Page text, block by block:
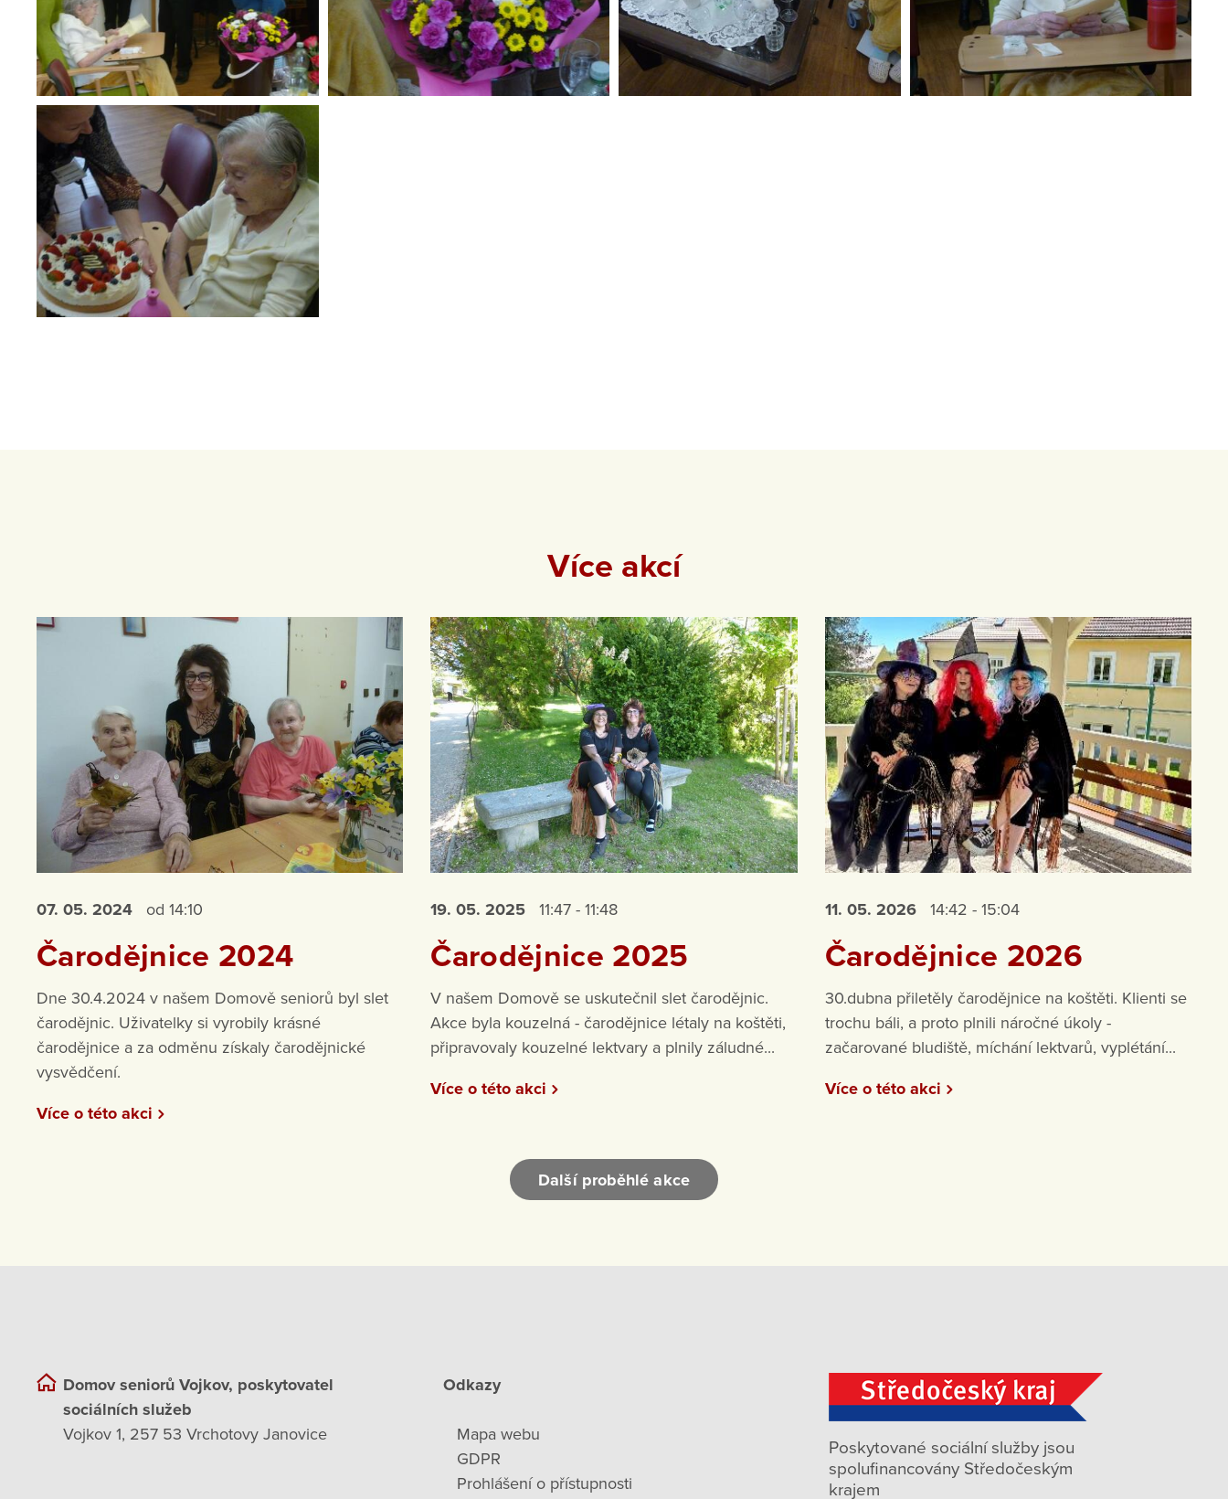
Více akcí
07. 05. 2024 od 14:10
Čarodějnice 2024
Dne 30.4.2024 v našem Domově seniorů byl slet
čarodějnic. Uživatelky si vyrobily krásné
čarodějnice a za odměnu získaly čarodějnické
vysvědčení.
Více o této akci
19. 05.2025 11:47 - 11:48
Čarodějnice 2025
V našem Domově se uskutečnil slet čarodějnic.
Akce byla kouzelná - čarodějnice létaly na koštěti,
připravovaly kouzelné lektvary a plnily záludné...
Více o této akci
11. 05. 2026 14:42 - 15:04
Čarodějnice 2026
30.dubna přiletěly čarodějnice na koštěti. Klienti se
trochu báli, a proto plnili náročné úkoly -
začarované bludiště, míchání lektvarů, vyplétání...
Více o této akci
Další proběhlé akce
Domov seniorů Vojkov, poskytovatel
sociálních služeb
Vojkov 1, 257 53 Vrchotovy Janovice
Odkazy
Mapa webu
GDPR
Prohlášení o přístupnosti
Poskytované sociální služby jsou
spolufinancovány Středočeským
krajem